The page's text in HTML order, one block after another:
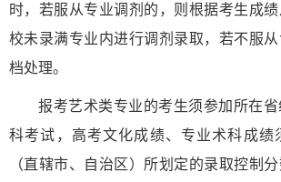
时，若服从专业调剂的，则根据考生成
校未录满专业内进行调剂录取，若不服
档处理。
报考艺术类专业的考生须参加所在
科考试，高考文化成绩、专业术科成绩
（直辖市、自治区）所划定的录取控制